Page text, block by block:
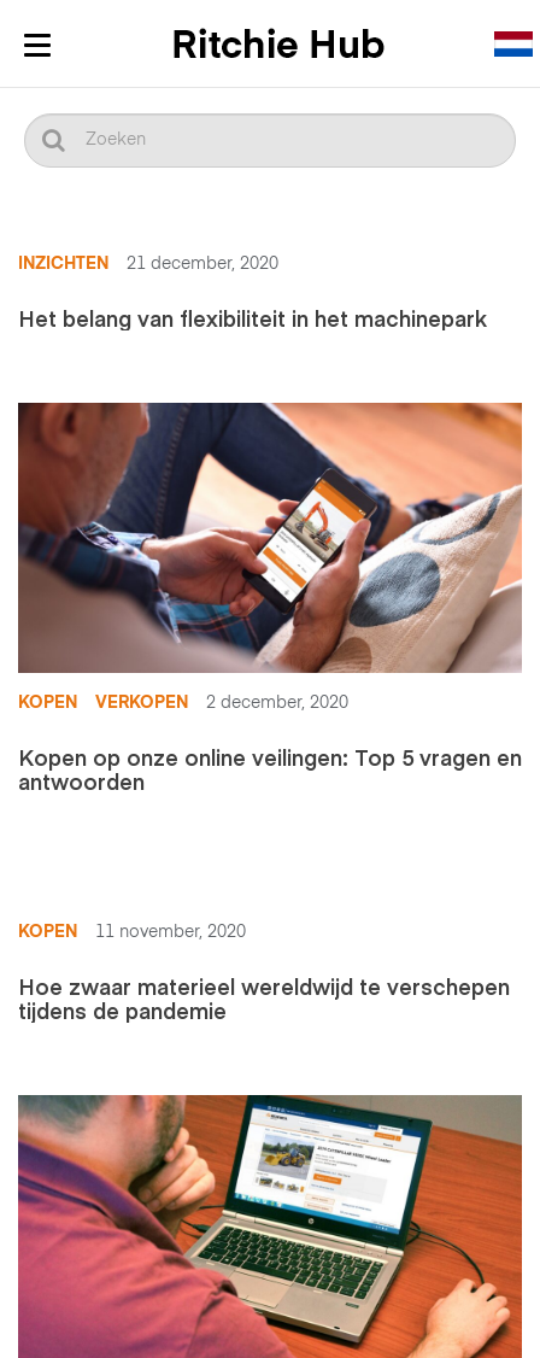
Navigatie
INZICHTEN 21 december, 2020
Het belang van flexibiliteit in het machinepark
KOPEN VERKOPEN 2 december, 2020
Kopen op onze online veilingen: Top 5 vragen en
antwoorden
KOPEN 11 november, 2020
Hoe zwaar materieel wereldwijd te verschepen
tijdens de pandemie